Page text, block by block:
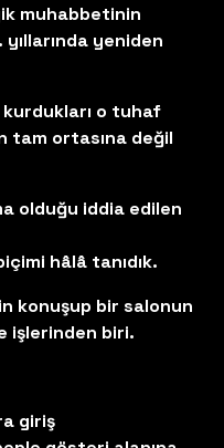
muhabbetinin
yeniden
o tuhaf
tam ortasına değil
olduğu iddia edilen
hâlâ tanıdık.
konuşup bir salonun
işlerinden biri.
giriş